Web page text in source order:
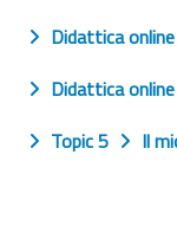
Didattica online
Didattica
Topic 5
Il